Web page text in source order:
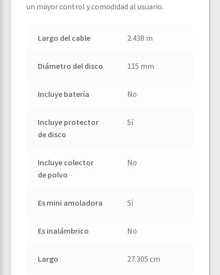
un mayor control y comodidad al usuario.
Largo del cable 2.438 m
Diámetro del disco 115 mm
Incluye batería No
Incluye protector
de disco
Sí
Incluye colector
de polvo
No
Es mini amoladora Sí
Es inalámbrico No
Largo 27.305 cm